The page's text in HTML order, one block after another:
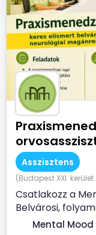
Asszisztens
(Budapest XXI. kerület
Csatlakozz a
Belvárosi,
Mental